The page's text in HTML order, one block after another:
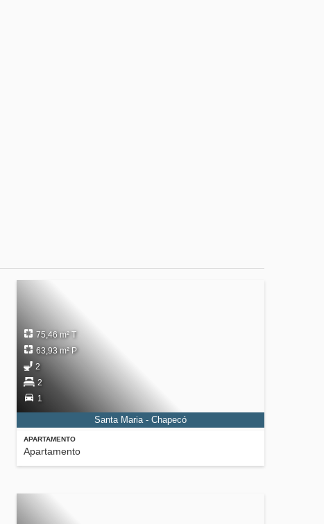
APARTAMENTO
Apartamento
75,46 m² T
63,93 m² P
2
2
1
Santa Maria - Chapecó